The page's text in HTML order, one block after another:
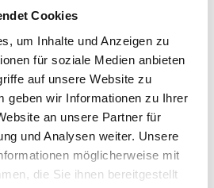
Cookies
um Inhalte und Anzeigen zu
für soziale Medien anbieten
auf unsere Website zu
geben wir Informationen zu Ihrer
an unsere Partner für
und Analysen weiter. Unsere
möglicherweise mit
die Sie ihnen bereitgestellt
Stilfserjoch (Partnerbetriebe),
- in der Beschreibung der
oder bei Anmeldung